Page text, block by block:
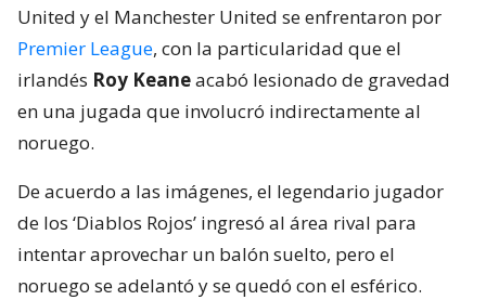
United y el Manchester United se enfrentaron por
Premier League, con la particularidad que el
irlandés Roy Keaneacabó lesionado de gravedad
en una jugada que involucró indirectamente al
noruego.
De acuerdo a las imágenes, el legendario jugador
de los ‘Diablos Rojos’ ingresó al área rival para
intentar aprovechar un balón suelto, pero el
noruego se adelantó y se quedó con el esférico.